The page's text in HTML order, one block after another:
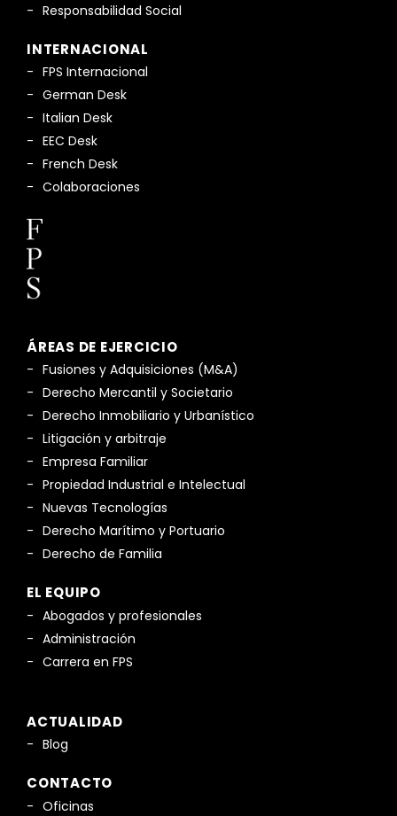
Responsabilidad Social
INTERNACIONAL
FPS Internacional
German Desk
Italian Desk
EEC Desk
French Desk
Colaboraciones
ÁREAS DE EJERCICIO
Fusiones y Adquisiciones (M&A)
Derecho Mercantil y Societario
Derecho Inmobiliario y Urbanístico
Litigación y arbitraje
Empresa Familiar
Propiedad Industrial e Intelectual
Nuevas Tecnologías
Derecho Marítimo y Portuario
Derecho de Familia
EL EQUIPO
Abogados y profesionales
Administración
Carrera en FPS
ACTUALIDAD
Blog
CONTACTO
Oficinas